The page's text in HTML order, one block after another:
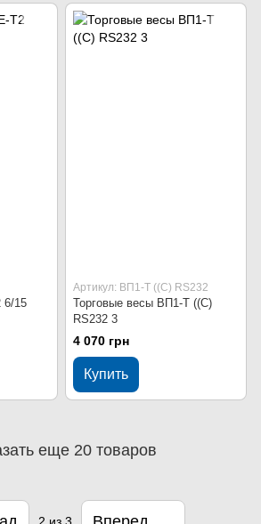
6/15
Артикул: ВП1-Т ((С) RS232
Торговые весы ВП1-Т ((С)
RS232 3
4 070 грн
Купить
еще 20 товаров